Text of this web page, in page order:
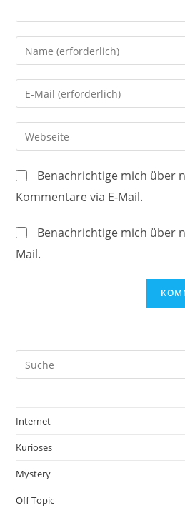
Gib
deinen
Namen
oder
Benutzernamen
zum
ein
Gib
deine
E-
Mail-
zum
Kommentieren
Gib
deine
Website-
URL
ein
Benachrichtige mich über
Kommentare via E-Mail.
Benachrichtige mich über
Mail.
Internet
Kurioses
Mystery
Off Topic